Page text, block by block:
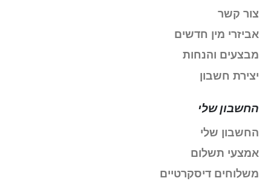
צור קשר
אביזרי מין חדשים
מבצעים והנחות
יצירת חשבון
החשבון שלי
החשבון שלי
אמצעי תשלום
משלוחים דיסקרטיים